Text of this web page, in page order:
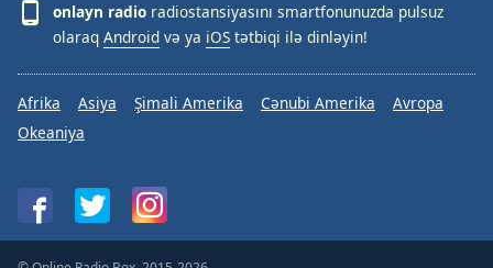
onlayn radio radiostansiyasını smartfonunuzda pulsuz
olaraq Android və ya iOS tətbiqi ilə dinləyin!
Afrika Asiya Şimali Amerika Cənubi Amerika
Avropa
Okeaniya